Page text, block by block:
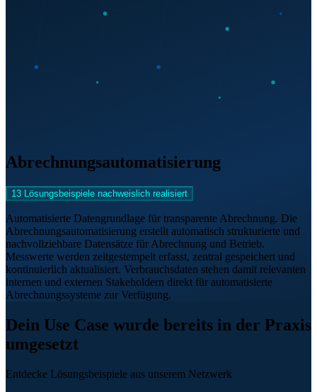
Abrechnungsautomatisierung
13 Lösungsbeispiele nachweislich realisiert
Automatisierte Datengrundlage für transparente Abrechnung. Die
Abrechnungsautomatisierung erstellt automatisch strukturierte und
nachvollziehbare Datensätze für Abrechnung und Betrieb.
Messwerte werden zeitgestempelt erfasst, zentral gespeichert und
kontinuierlich aktualisiert. Verbrauchsdaten stehen damit relevanten
internen und externen Stakeholdern direkt für automatisierte
Abrechnungssysteme zur Verfügung.
Dein Use Case wurde bereits in der Praxis
umgesetzt
Entdecke Lösungsbeispiele aus unserem Netzwerk